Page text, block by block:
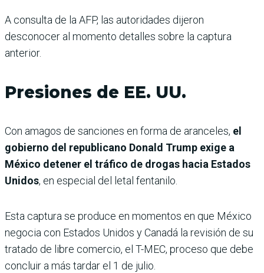
A consulta de la AFP, las autoridades dijeron
desconocer al momento detalles sobre la captura
anterior.
Presiones de EE. UU.
Con amagos de sanciones en forma de aranceles, el
gobierno del republicano Donald Trump exige a
México detener el tráfico de drogas hacia Estados
Unidos, en especial del letal fentanilo.
Esta captura se produce en momentos en que México
negocia con Estados Unidos y Canadá la revisión de su
tratado de libre comercio, el T-MEC, proceso que debe
concluir a más tardar el 1 de julio.